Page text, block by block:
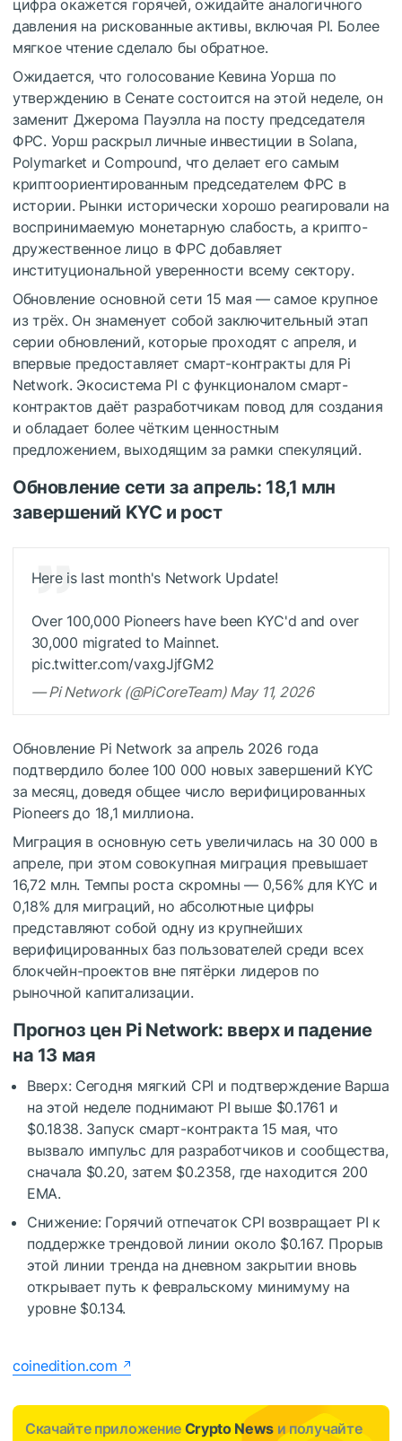
цифра окажется горячей, ожидайте аналогичного
давления на рискованные активы, включая PI. Более
мягкое чтение сделало бы обратное.
Ожидается, что голосование Кевина Уорша по
утверждению в Сенате состоится на этой неделе, он
заменит Джерома Пауэлла на посту председателя
ФРС. Уорш раскрыл личные инвестиции в Solana,
Polymarket и Compound, что делает его самым
криптоориентированным председателем ФРС в
истории. Рынки исторически хорошо реагировали на
воспринимаемую монетарную слабость, а крипто-
дружественное лицо в ФРС добавляет
институциональной уверенности всему сектору.
Обновление основной сети 15 мая — самое крупное
из трёх. Он знаменует собой заключительный этап
серии обновлений, которые проходят с апреля, и
впервые предоставляет смарт-контракты для Pi
Network. Экосистема PI с функционалом смарт-
контрактов даёт разработчикам повод для создания
и обладает более чётким ценностным
предложением, выходящим за рамки спекуляций.
Обновление сети за апрель: 18,1 млн
завершений KYC и рост
Here is last month's Network Update!
Over 100,000 Pioneers have been KYC'd and over
30,000 migrated to Mainnet.
pic.twitter.com/vaxgJjfGM2
— Pi Network (@PiCoreTeam) May 11, 2026
Обновление Pi Network за апрель 2026 года
подтвердило более 100 000 новых завершений KYC
за месяц, доведя общее число верифицированных
Pioneers до 18,1 миллиона.
Миграция в основную сеть увеличилась на 30 000 в
апреле, при этом совокупная миграция превышает
16,72 млн. Темпы роста скромны — 0,56% для KYC и
0,18% для миграций, но абсолютные цифры
представляют собой одну из крупнейших
верифицированных баз пользователей среди всех
блокчейн-проектов вне пятёрки лидеров по
рыночной капитализации.
Прогноз цен Pi Network: вверх и падение
на 13 мая
Вверх: Сегодня мягкий CPI и подтверждение Варша
на этой неделе поднимают PI выше $0.1761 и
$0.1838. Запуск смарт-контракта 15 мая, что
вызвало импульс для разработчиков и сообщества,
сначала $0.20, затем $0.2358, где находится 200
EMA.
Снижение: Горячий отпечаток CPI возвращает PI к
поддержке трендовой линии около $0.167. Прорыв
этой линии тренда на дневном закрытии вновь
открывает путь к февральскому минимуму на
уровне $0.134.
coinedition.com
Скачайте приложение Crypto News и получайте